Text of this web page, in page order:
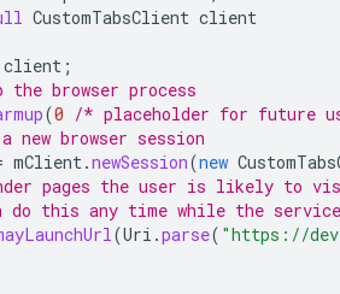
CustomTabsClient client
client ;
the browser process
(0 /* placeholder for future
new browser session
mClient.newSession(new
pages the user is likely to
do this any time while the
(Uri .parse( "https://